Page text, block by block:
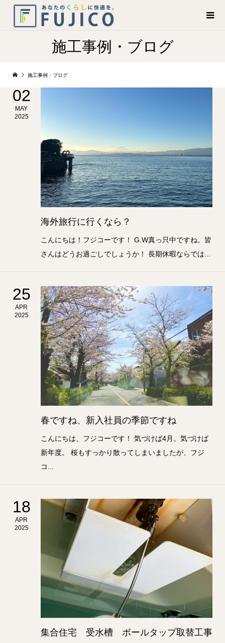
施工事例・ブログ
施工事例・ブログ
02
MAY
2025
海外旅行に行くなら？
こんにちは！フジコーです！ G.W真っ只中ですね。皆
さんはどうお過ごしでしょうか！ 長期休暇ならでは...
25
APR
2025
春ですね、新入社員の季節ですね
こんにちは、フジコーです！ 気づけば4月。気づけば
新年度。 桜もすっかり散ってしまいましたが、フジ
コ...
18
APR
2025
集合住宅 受水槽 ボールタップ取替工事